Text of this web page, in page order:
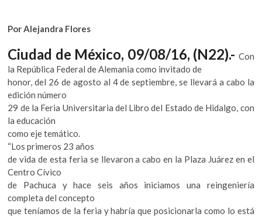
Por Alejandra Flores
Ciudad de México, 09/08/16, (N22).- Con
la República Federal de Alemania como invitado de
honor, del 26 de agosto al 4 de septiembre, se llevará a cabo la
edición número
29 de la Feria Universitaria del Libro del Estado de Hidalgo, con
la educación
como eje temático.
“Los primeros 23 años
de vida de esta feria se llevaron a cabo en la Plaza Juárez en el
Centro Cívico
de Pachuca y hace seis años iniciamos una reingeniería
completa del concepto
que teníamos de la feria y habría que posicionarla como lo está